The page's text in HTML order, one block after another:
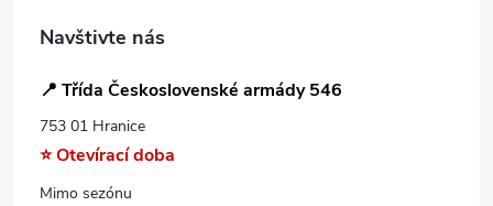
Navštivte nás
📍 Třída Československé armády 546
753 01 Hranice
⭐ Otevírací doba
Mimo sezónu